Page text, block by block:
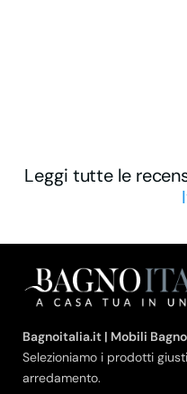
Leggi tutte le
Bagnoitalia.it | Mobili
Selezioniamo i prodotti
arredamento.